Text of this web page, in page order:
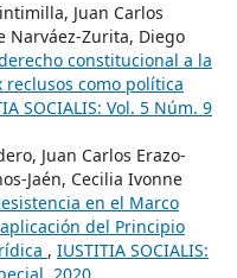
Juan Carlos
Narváez-Zurita, Diego
constitucional a la
como política
SOCIALIS: Vol. 5 Núm. 9
Juan Carlos Erazo-
Jaén, Cecilia Ivonne
en el Marco
del Principio
, IUSTITIA SOCIALIS: